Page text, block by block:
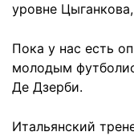
уровне
Пока у нас есть
молодым
Де Дзерби.
Итальянский